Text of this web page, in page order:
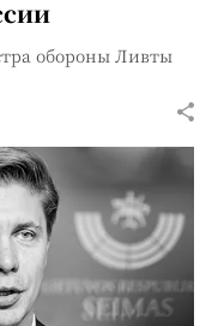
обороны Ливты